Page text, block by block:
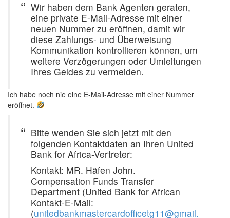
Wir haben dem Bank Agenten geraten,
eine private E-Mail-Adresse mit einer
neuen Nummer zu eröffnen, damit wir
diese Zahlungs- und Überweisung
Kommunikation kontrollieren können, um
weitere Verzögerungen oder Umleitungen
Ihres Geldes zu vermeiden.
Ich habe noch nie eine E-Mail-Adresse mit einer Nummer
eröffnet.
Bitte wenden Sie sich jetzt mit den
folgenden Kontaktdaten an Ihren United
Bank for Africa-Vertreter:
Kontakt: MR. Häfen John.
Compensation Funds Transfer
Department (United Bank for African
Kontakt-E-Mail:
(unitedbankmastercardofficetg11@gmail.